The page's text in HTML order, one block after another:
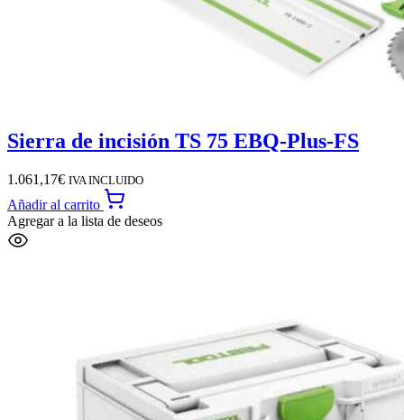
Sierra de incisión TS 75 EBQ-Plus-FS
1.061,17€ IVA INCLUIDO
Añadir al carrito
Agregar a la lista de deseos